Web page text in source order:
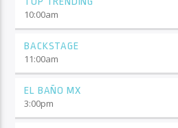
10:00am
BACKSTAGE
11:00am
EL BAÑO MX
3:00pm